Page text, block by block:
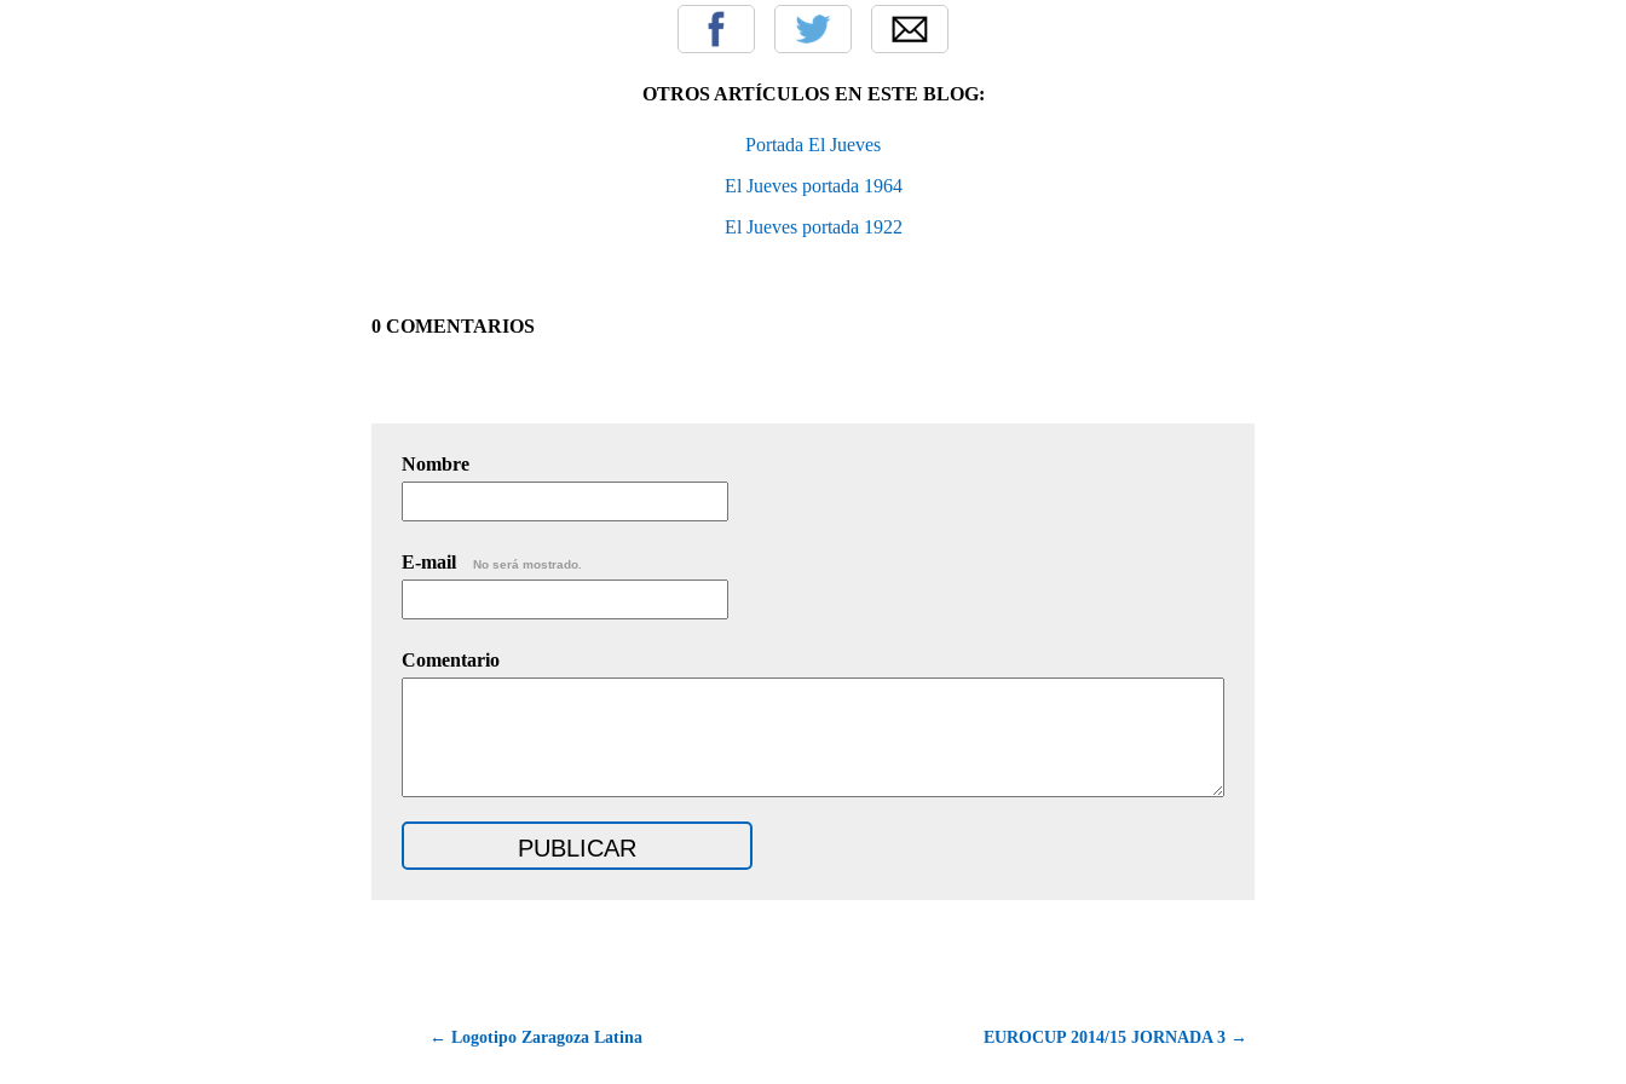
OTROS ARTÍCULOS EN ESTE BLOG:
Portada El Jueves
El Jueves portada 1964
El Jueves portada 1922
0 COMENTARIOS
Nombre
E-mail No será mostrado.
Comentario
← Logotipo Zaragoza Latina EUROCUP 2014/15 JORNADA 3 →